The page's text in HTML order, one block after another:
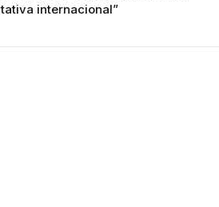
internacional”